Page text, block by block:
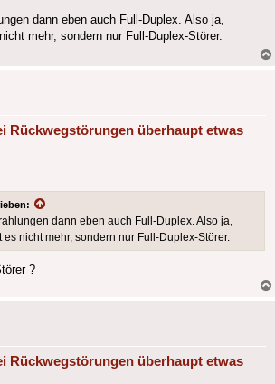
dann eben auch Full-Duplex. Also ja,
mehr, sondern nur Full-Duplex-Störer.
Rückwegstörungen überhaupt etwas
dann eben auch Full-Duplex. Also ja,
es nicht mehr, sondern nur Full-Duplex-Störer.
?
Rückwegstörungen überhaupt etwas